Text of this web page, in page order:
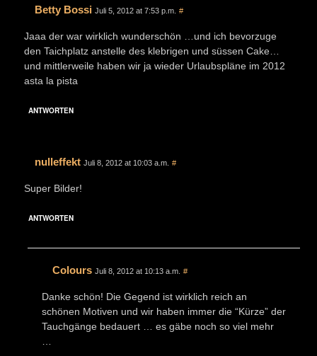
Betty Bossi Juli 5, 2012 at 7:53 p.m. #
Jaaa der war wirklich wunderschön …und ich bevorzuge
den Taichplatz anstelle des klebrigen und süssen Cake…
und mittlerweile haben wir ja wieder Urlaubspläne im 2012
asta la pista
ANTWORTEN
nulleffekt Juli 8, 2012 at 10:03 a.m. #
Super Bilder!
ANTWORTEN
Colours Juli 8, 2012 at 10:13 a.m. #
Danke schön! Die Gegend ist wirklich reich an
schönen Motiven und wir haben immer die “Kürze” der
Tauchgänge bedauert … es gäbe noch so viel mehr